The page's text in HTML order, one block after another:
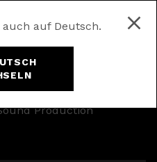
auch auf Deutsch.
Production